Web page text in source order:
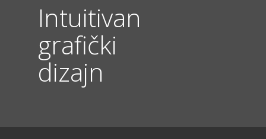
Intuitivan
grafički
dizajn